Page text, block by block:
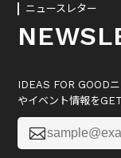
ニュースレター
IDEAS FOR GOOD
やイベント情報を
